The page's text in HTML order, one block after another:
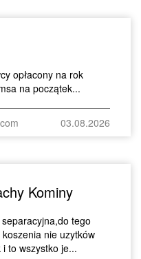
opłacony na rok
na początek...
03.08.2026
Kominy
tego
nie uzytków
to wszystko je...